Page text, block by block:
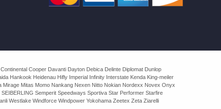
Cooper Davanti Dayton Debica Delinte Diplomat Dunlop
Hankook Heidenau Hifly Imperial Infinity Interstate Kenda King-meiler
Mitas Momo Nankang Nexen Nitto Nokian Nordexx Novex Onyx
Semperit Speedways Sportiva Star Performer Starfire
Westlake Windforce Windpower Yokohama Zeetex Zeta Ziarelli